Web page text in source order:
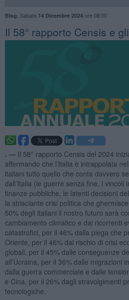
Blog Sabato 14 Dicembre 2024ore 08:00
​Il 58° rapporto Censis e
. — Il 58° rapporto Censis del 2024
affermando che l’Italia è intrappolata
italiani tutto quello che conta davvero
dall’Italia (le guerre senza fine, i vincoli
finanze pubbliche, le latenti decisioni
la strisciante crisi politica che
50% degli italiani il nostro futuro sarà
cambiamento climatico e dai ricorrenti
catastrofici, per il 46% dalla piega che
Oriente, per il 46% dal rischio di crisi
globali, per il 45% dalle conseguenze
all’Ucraina, per il 36% dalle migrazioni
dalla guerra commerciale e dalle
e Cina, per il 26% dagli stravolgimenti
tecnologiche.